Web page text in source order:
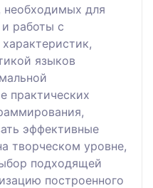
для
работы с
языков
практических
эффективные
творческом уровне,
подходящей
построенного